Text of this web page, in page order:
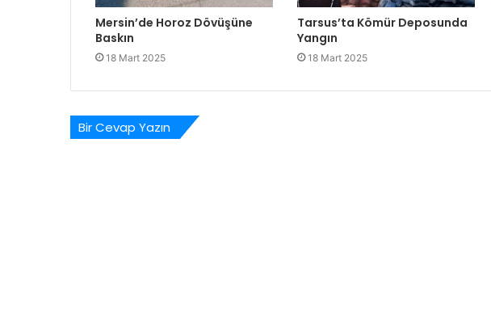
Mersin’de Horoz Dövüşüne
Baskın
18 Mart 2025
Tarsus’ta Kömür Deposunda
Yangın
18 Mart 2025
Bir Cevap Yazın